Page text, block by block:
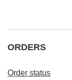
ORDERS
Order status